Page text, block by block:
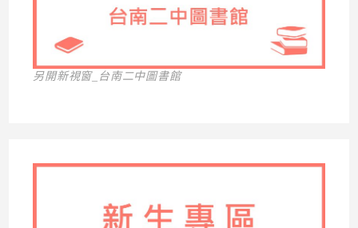
另開新視窗_台南二中圖書館